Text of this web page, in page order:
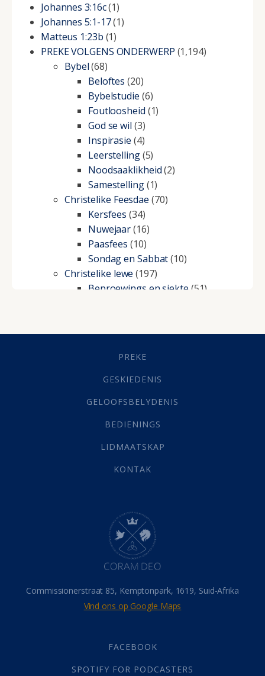
Johannes 3:16c(1)
Johannes 5:1-17(1)
Matteus 1:23b (1)
PREKE VOLGENS ONDERWERP (1,194)
Bybel(68)
Beloftes (20)
Bybelstudie (6)
Foutloosheid (1)
God se wil (3)
Inspirasie (4)
Leerstelling(5)
Noodsaaklikheid(2)
Samestelling(1)
Christelike Feesdae (70)
Kersfees (34)
Nuwejaar(16)
Paasfees (10)
Sondag en Sabbat(10)
Christelike lewe (197)
Beproewings en siekte (51)
Geestelike Groei(10)
(21)
Grys Areas(4)
Lewensdoel(3)
Selfondersoek(1)
Werk(22)
(142)
Hemel (31)
Israel (14)
Millennium(1)
Oordeelsdag(19)
Verheerlikte liggaam
Wederkoms
(27)
Gebed(87)
Die Onse Vader(12)
God(392)
PREKE
GESKIEDENIS
GELOOFSBELYDENIS
BEDIENINGS
LIDMAATSKAP
KONTAK
Commissionerstraat 85, Kemptonpark, 1619, Suid-Afrika
Vind ons op Google Maps
FACEBOOK
SPOTIFY FOR PODCASTERS